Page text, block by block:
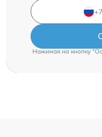
Нажимая на кнопку